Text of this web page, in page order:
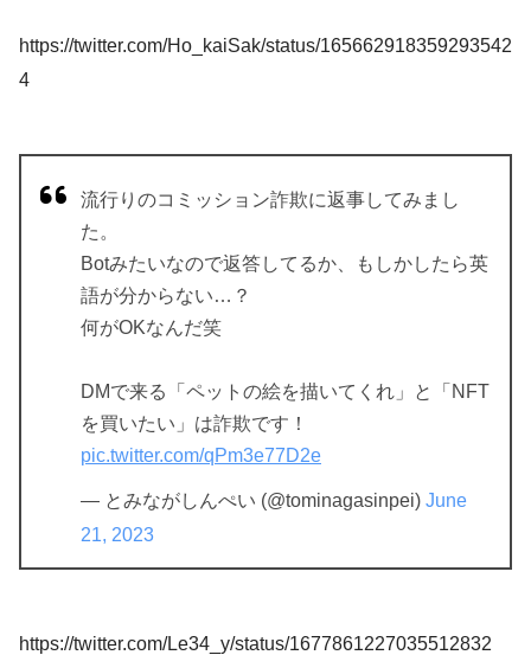
https://twitter.com/Ho_kaiSak/status/165662918359293542
4
流行りのコミッション詐欺に返事してみまし
た。
Botみたいなので返答してるか、もしかしたら英
語が分からない…？
何がOKなんだ笑
DMで来る「ペットの絵を描いてくれ」と「NFT
を買いたい」は詐欺です！
pic.twitter.com/qPm3e77D2e
— とみながしんぺい (@tominagasinpei) June
21, 2023
https://twitter.com/Le34_y/status/1677861227035512832